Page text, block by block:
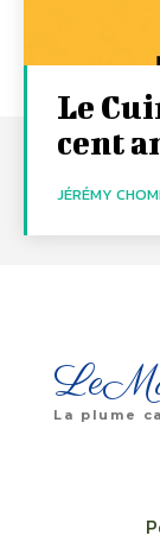
Le
cent
JÉRÉMY
La plume